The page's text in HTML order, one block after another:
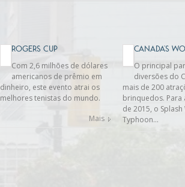
ROGERS CUP
Com 2,6 milhões de dólares
americanos de prêmio em
dinheiro, este evento atrai os
melhores tenistas do mundo.
Mais
CANADA’S
O principal
diversões do
mais de 200
brinquedos. Para
de 2015, o
Typhoon…